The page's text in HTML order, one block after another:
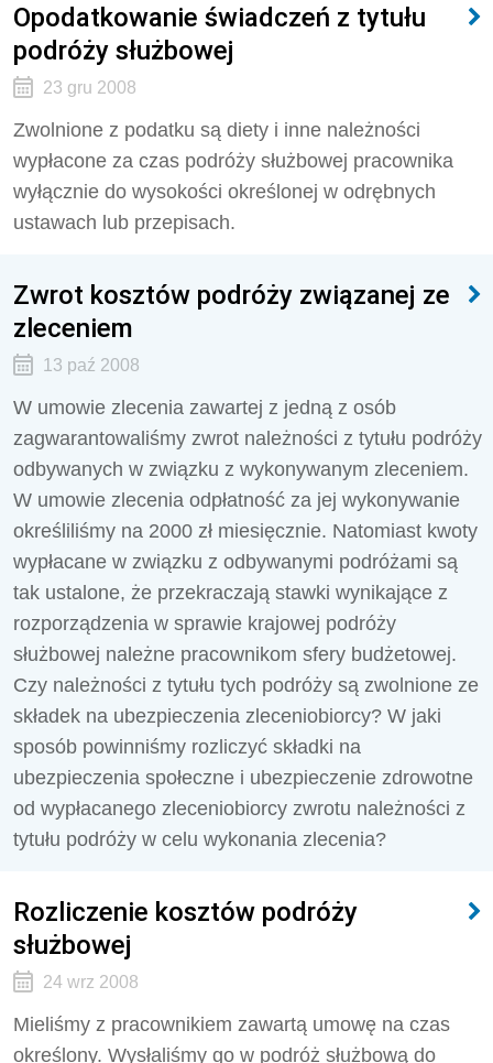
Opodatkowanie świadczeń z tytułu
podróży służbowej
23 gru 2008
Zwolnione z podatku są diety i inne należności
wypłacone za czas podróży służbowej pracownika
wyłącznie do wysokości określonej w odrębnych
ustawach lub przepisach.
Zwrot kosztów podróży związanej ze
zleceniem
13 paź 2008
W umowie zlecenia zawartej z jedną z osób
zagwarantowaliśmy zwrot należności z tytułu podróży
odbywanych w związku z wykonywanym zleceniem.
W umowie zlecenia odpłatność za jej wykonywanie
określiliśmy na 2000 zł miesięcznie. Natomiast kwoty
wypłacane w związku z odbywanymi podróżami są
tak ustalone, że przekraczają stawki wynikające z
rozporządzenia w sprawie krajowej podróży
służbowej należne pracownikom sfery budżetowej.
Czy należności z tytułu tych podróży są zwolnione ze
składek na ubezpieczenia zleceniobiorcy? W jaki
sposób powinniśmy rozliczyć składki na
ubezpieczenia społeczne i ubezpieczenie zdrowotne
od wypłacanego zleceniobiorcy zwrotu należności z
tytułu podróży w celu wykonania zlecenia?
Rozliczenie kosztów podróży
służbowej
24 wrz 2008
Mieliśmy z pracownikiem zawartą umowę na czas
określony. Wysłaliśmy go w podróż służbową do